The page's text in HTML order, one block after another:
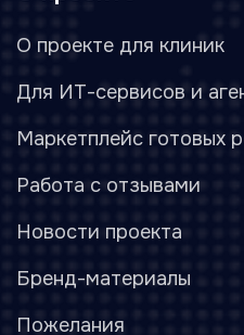
О проекте для клиник
Для ИТ-сервисов и
Маркетплейс готовых
Работа с отзывами
Новости проекта
Бренд-материалы
Пожелания